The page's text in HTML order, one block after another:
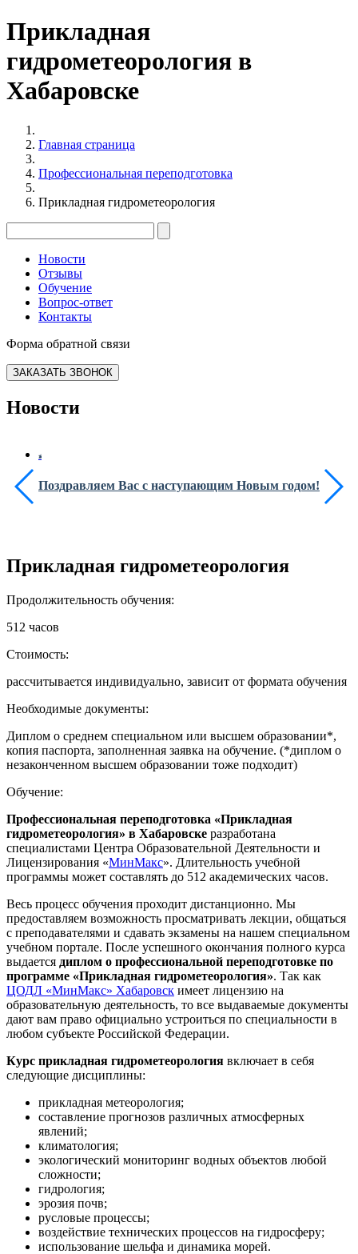
Прикладная
гидрометеорология в
Хабаровске
Главная страница
Профессиональная переподготовка
Прикладная гидрометеорология
Новости
Отзывы
Обучение
Вопрос-ответ
Контакты
Форма обратной связи
ЗАКАЗАТЬ ЗВОНОК
Новости
Поздравляем Вас с наступающим Новым годом!
Прикладная гидрометеорология
Продолжительность обучения:
512 часов
Стоимость:
рассчитывается индивидуально, зависит от формата обучения
Необходимые документы:
Диплом о среднем специальном или высшем образовании*,
копия паспорта, заполненная заявка на обучение. (*диплом о
незаконченном высшем образовании тоже подходит)
Обучение:
Профессиональная переподготовка «Прикладная
гидрометеорология» в Хабаровске разработана
специалистами Центра Образовательной Деятельности и
Лицензирования «МинМакс». Длительность учебной
программы может составлять до 512 академических часов.
Весь процесс обучения проходит дистанционно. Мы
предоставляем возможность просматривать лекции, общаться
с преподавателями и сдавать экзамены на нашем специальном
учебном портале. После успешного окончания полного курса
выдается диплом о профессиональной переподготовке по
программе «Прикладная гидрометеорология». Так как
ЦОДЛ «МинМакс» Хабаровск имеет лицензию на
образовательную деятельность, то все выдаваемые документы
дают вам право официально устроиться по специальности в
любом субъекте Российской Федерации.
Курс прикладная гидрометеорология включает в себя
следующие дисциплины:
прикладная метеорология;
составление прогнозов различных атмосферных
явлений;
климатология;
экологический мониторинг водных объектов любой
сложности;
гидрология;
эрозия почв;
русловые процессы;
воздействие технических процессов на гидросферу;
использование шельфа и динамика морей.